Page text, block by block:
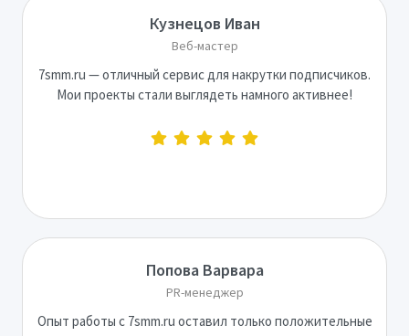
Кузнецов Иван
Веб-мастер
7smm.ru — отличный сервис для накрутки подписчиков.
Мои проекты стали выглядеть намного активнее!
Попова Варвара
PR-менеджер
Опыт работы с 7smm.ru оставил только положительные